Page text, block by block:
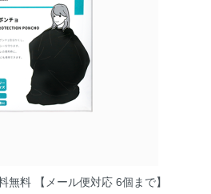
無料 【メール便対応 6個まで】